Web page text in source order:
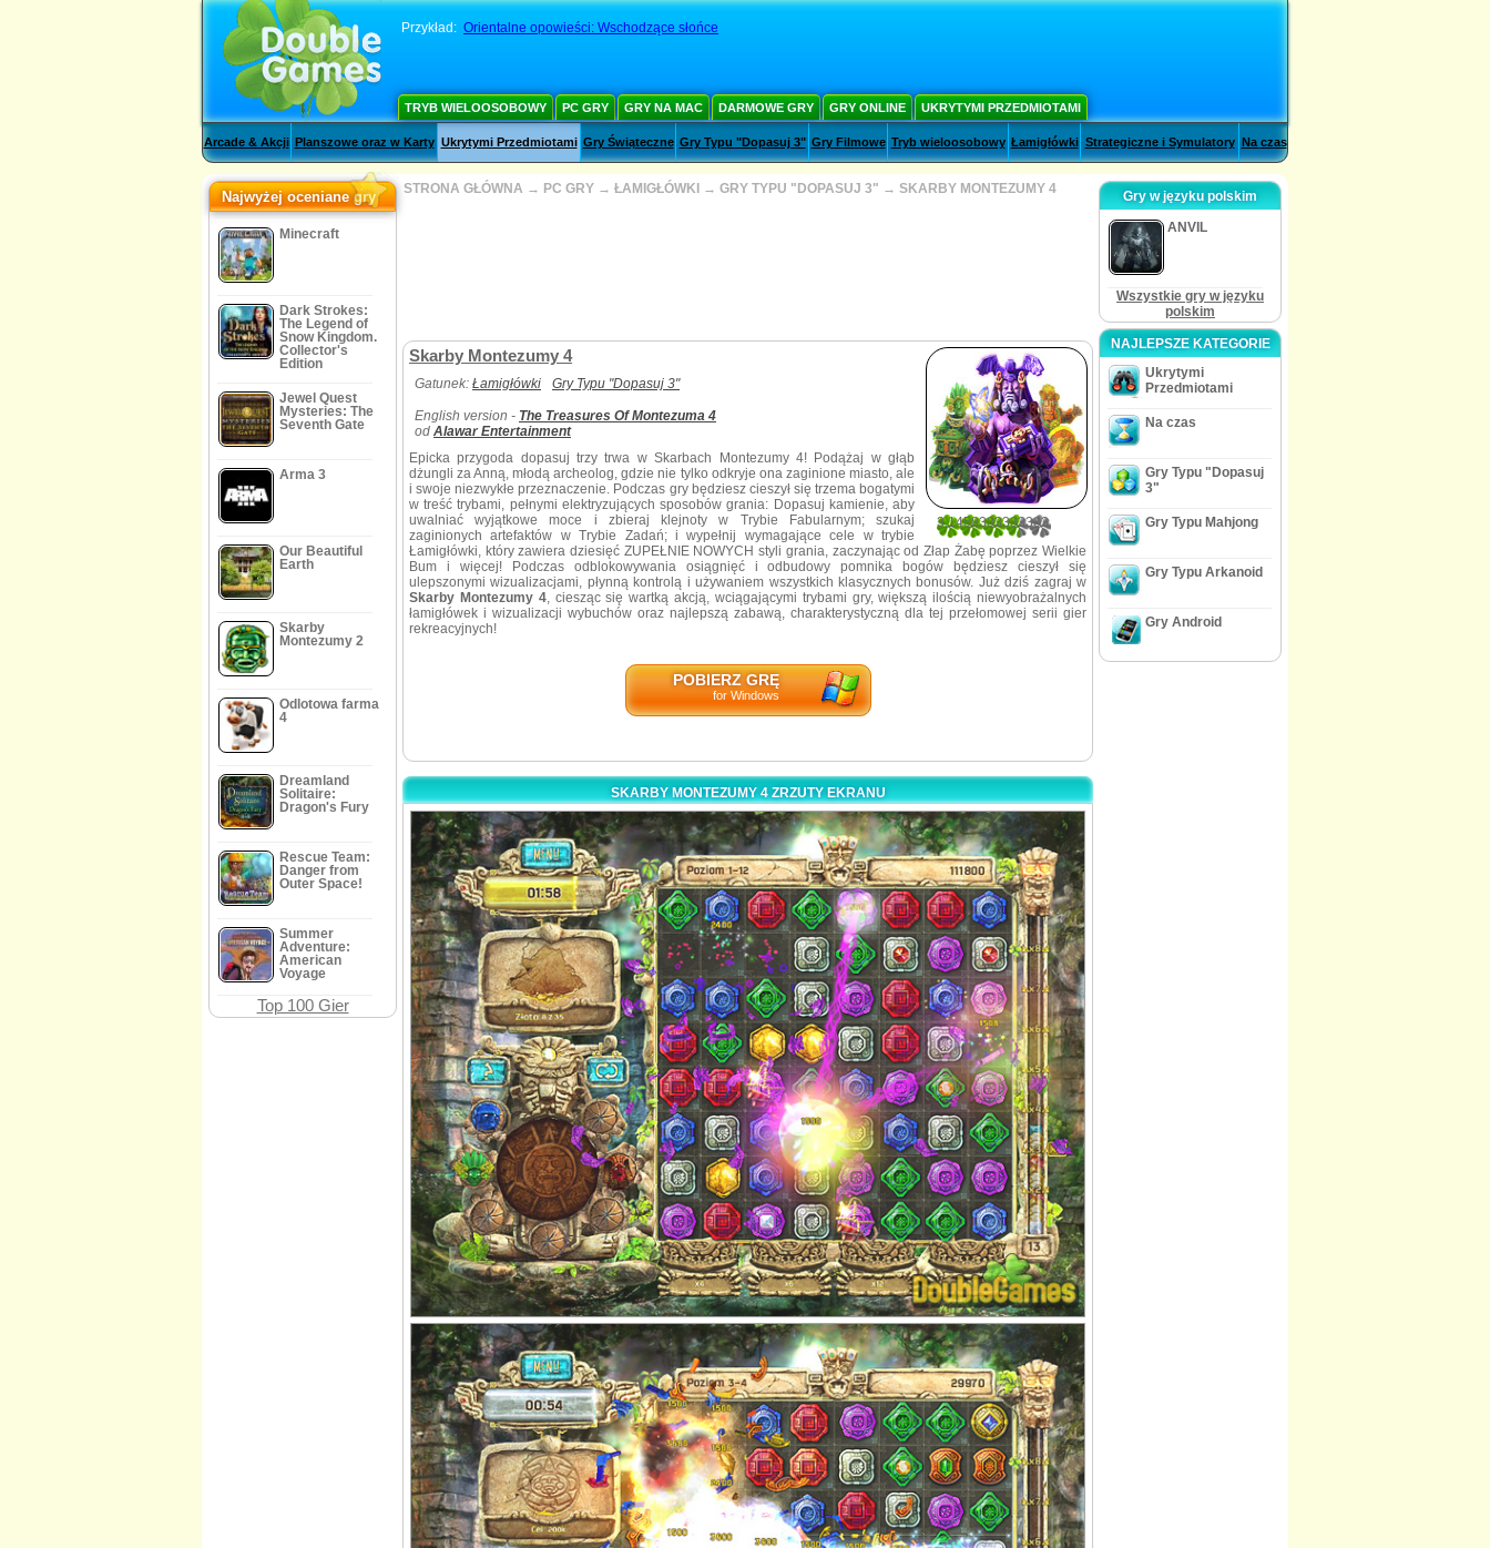
Przykład: Orientalne opowieści: Wschodzące słońce
TRYB WIELOOSOBOWY PC GRY GRY NA MAC DARMOWE GRY GRY ONLINE UKRYTYMI PRZEDMIOTAMI
Arcade & Akcji Planszowe oraz w Karty Ukrytymi Przedmiotami Gry Świąteczne Gry Typu "Dopasuj 3" Gry Filmowe Tryb wieloosobowy Łamigłówki Strategiczne i Symulatory Na czas
Najwyżej oceniane gry
Minecraft
Dark Strokes:
The Legend of
Snow Kingdom.
Collector's
Edition
Jewel Quest
Mysteries: The
Seventh Gate
Arma 3
Our Beautiful
Earth
Skarby
Montezumy 2
Odlotowa farma
4
Dreamland
Solitaire:
Dragon's Fury
Rescue Team:
Danger from
Outer Space!
Summer
Adventure:
American
Voyage
Top 100 Gier
STRONA GŁÓWNA → PC GRY → ŁAMIGŁÓWKI → GRY TYPU "DOPASUJ 3" → SKARBY MONTEZUMY 4
3.1458333333333
48
Skarby Montezumy 4
Gatunek: Łamigłówki Gry Typu "Dopasuj 3"
English version - The Treasures Of Montezuma 4
od Alawar Entertainment
Epicka przygoda dopasuj trzy trwa w Skarbach Montezumy 4! Podążaj w głąb
dżungli za Anną, młodą archeolog, gdzie nie tylko odkryje ona zaginione miasto, ale
i swoje niezwykłe przeznaczenie. Podczas gry będziesz cieszył się trzema bogatymi
w treść trybami, pełnymi elektryzujących sposobów grania: Dopasuj kamienie, aby
uwalniać wyjątkowe moce i zbieraj klejnoty w Trybie Fabularnym; szukaj
zaginionych artefaktów w Trybie Zadań; i wypełnij wymagające cele w trybie
Łamigłówki, który zawiera dziesięć ZUPEŁNIE NOWYCH styli grania, zaczynając od Złap Żabę poprzez Wielkie
Bum i więcej! Podczas odblokowywania osiągnięć i odbudowy pomnika bogów będziesz cieszył się
ulepszonymi wizualizacjami, płynną kontrolą i używaniem wszystkich klasycznych bonusów. Już dziś zagraj w
Skarby Montezumy 4, ciesząc się wartką akcją, wciągającymi trybami gry, większą ilością niewyobrażalnych
łamigłówek i wizualizacji wybuchów oraz najlepszą zabawą, charakterystyczną dla tej przełomowej serii gier
rekreacyjnych!
POBIERZ GRĘ
for Windows
SKARBY MONTEZUMY 4 ZRZUTY EKRANU
Gry w języku polskim
ANVIL
Wszystkie gry w języku
polskim
NAJLEPSZE KATEGORIE
Ukrytymi
Przedmiotami
Na czas
Gry Typu "Dopasuj
3"
Gry Typu Mahjong
Gry Typu Arkanoid
Gry Android